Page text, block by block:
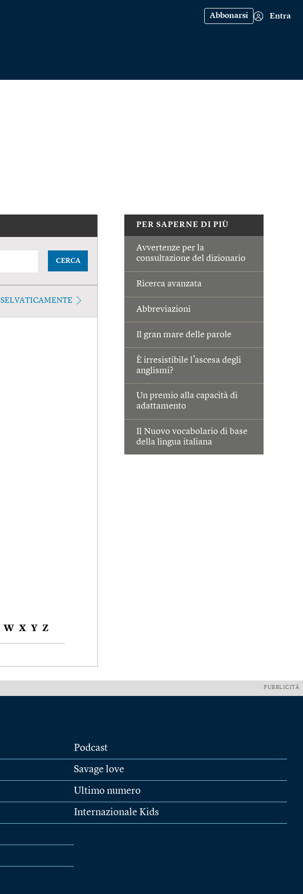
Abbonarsi Entra
PER SAPERNE DI PIÙ
Avvertenze per la
consultazione del dizionario
Ricerca avanzata
Abbreviazioni
Il gran mare delle parole
È irresistibile l’ascesa degli
anglismi?
Un premio alla capacità di
adattamento
Il Nuovo vocabolario di base
della lingua italiana
CERCA
SELVATICAMENTE
W X Y Z
PUBBLICITÀ
Podcast
Savage love
Ultimo numero
Internazionale Kids